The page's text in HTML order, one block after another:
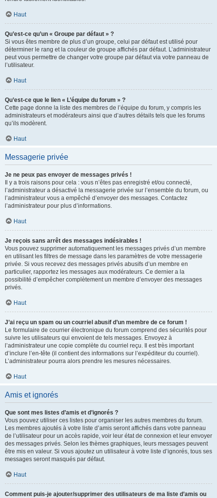
Haut
Qu’est-ce qu’un « Groupe par défaut » ?
Si vous êtes membre de plus d’un groupe, celui par défaut est utilisé pour
déterminer le rang et la couleur de groupe affichés par défaut. L’administrateur
peut vous permettre de changer votre groupe par défaut via votre panneau de
l’utilisateur.
Haut
Qu’est-ce que le lien « L’équipe du forum » ?
Cette page donne la liste des membres de l’équipe du forum, y compris les
administrateurs et modérateurs ainsi que d’autres détails tels que les forums
qu’ils modèrent.
Haut
Messagerie privée
Je ne peux pas envoyer de messages privés !
Il y a trois raisons pour cela : vous n’êtes pas enregistré et/ou connecté,
l’administrateur a désactivé la messagerie privée sur l’ensemble du forum, ou
l’administrateur vous a empêché d’envoyer des messages. Contactez
l’administrateur pour plus d’informations.
Haut
Je reçois sans arrêt des messages indésirables !
Vous pouvez supprimer automatiquement les messages privés d’un membre
en utilisant les filtres de message dans les paramètres de votre messagerie
privée. Si vous recevez des messages privés abusifs d’un membre en
particulier, rapportez les messages aux modérateurs. Ce dernier a la
possibilité d’empêcher complètement un membre d’envoyer des messages
privés.
Haut
J’ai reçu un spam ou un courriel abusif d’un membre de ce forum !
Le formulaire de courrier électronique du forum comprend des sécurités pour
suivre les utilisateurs qui envoient de tels messages. Envoyez à
l’administrateur une copie complète du courriel reçu. Il est très important
d’inclure l’en-tête (il contient des informations sur l’expéditeur du courriel).
L’administrateur pourra alors prendre les mesures nécessaires.
Haut
Amis et ignorés
Que sont mes listes d’amis et d’ignorés ?
Vous pouvez utiliser ces listes pour organiser les autres membres du forum.
Les membres ajoutés à votre liste d’amis seront affichés dans votre panneau
de l’utilisateur pour un accès rapide, voir leur état de connexion et leur envoyer
des messages privés. Selon les thèmes graphiques, leurs messages peuvent
être mis en valeur. Si vous ajoutez un utilisateur à votre liste d’ignorés, tous ses
messages seront masqués par défaut.
Haut
Comment puis-je ajouter/supprimer des utilisateurs de ma liste d’amis ou